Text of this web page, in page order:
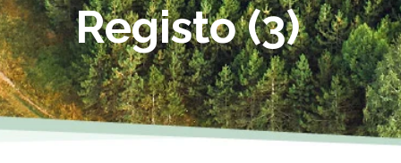
Registo (3)